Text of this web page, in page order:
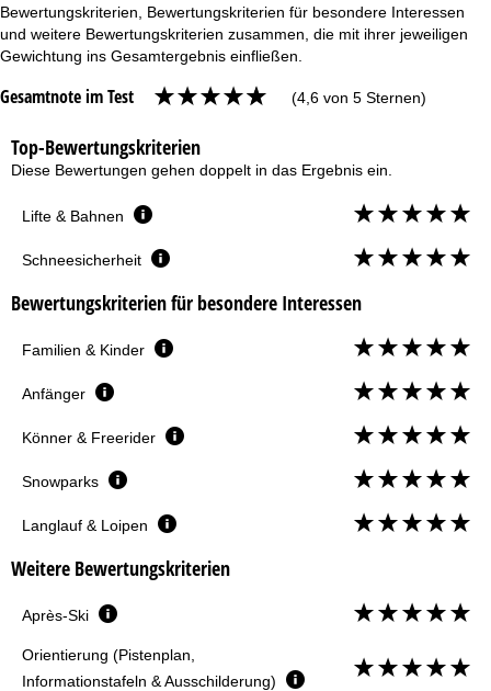
Bewertungskriterien, Bewertungskriterien für besondere Interessen
und weitere Bewertungskriterien zusammen, die mit ihrer jeweiligen
Gewichtung ins Gesamtergebnis einfließen.
Gesamtnote im Test (4,6 von 5 Sternen)
Top-Bewertungskriterien
Diese Bewertungen gehen doppelt in das Ergebnis ein.
Lifte & Bahnen
Schneesicherheit
Bewertungskriterien für besondere Interessen
Familien & Kinder
Anfänger
Könner & Freerider
Snowparks
Langlauf & Loipen
Weitere Bewertungskriterien
Après-Ski
Orientierung (Pistenplan,
Informationstafeln & Ausschilderung)